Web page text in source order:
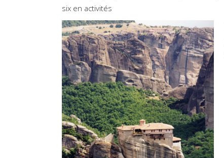
six en activités